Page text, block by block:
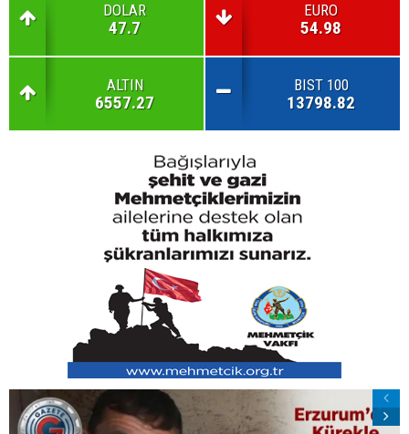
DOLAR
47.7
EURO
54.98
ALTIN
6557.27
BIST 100
13798.82